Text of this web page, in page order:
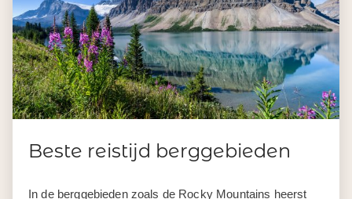
Beste reistijd berggebieden
In de berggebieden zoals de Rocky Mountains heerst